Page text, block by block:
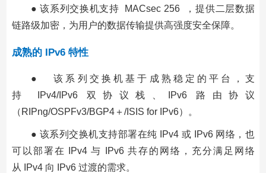
● 该系列交换机支持 MACsec 256 ，提供二层数据
链路级加密，为用户的数据传输提供高强度安全保障。
成熟的 IPv6 特性
● 该系列交换机基于成熟稳定的平台，支
持 IPv4/IPv6 双协议栈、IPv6 路由协议
（RIPng/OSPFv3/BGP4＋/ISIS for IPv6）。
● 该系列交换机支持部署在纯 IPv4 或 IPv6 网络，也
可以部署在 IPv4 与 IPv6 共存的网络，充分满足网络
从 IPv4 向 IPv6 过渡的需求。